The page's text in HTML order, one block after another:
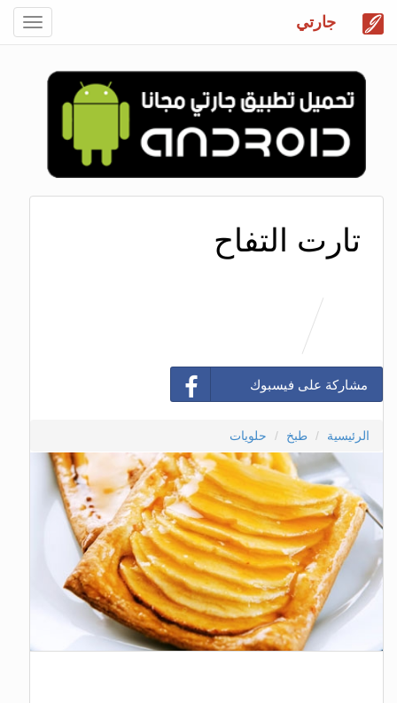
جارتي
تارت التفاح
مشاركة على فيسبوك
الرئيسية طبخ حلويات